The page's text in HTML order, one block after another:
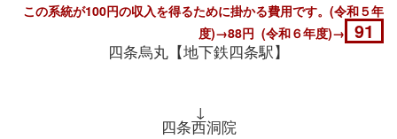
この系統が100円の収入を得るために掛かる費用です。(令和５年
度)→88円 (令和６年度)→ 91
四条烏丸【地下鉄四条駅】
↓
四条西洞院